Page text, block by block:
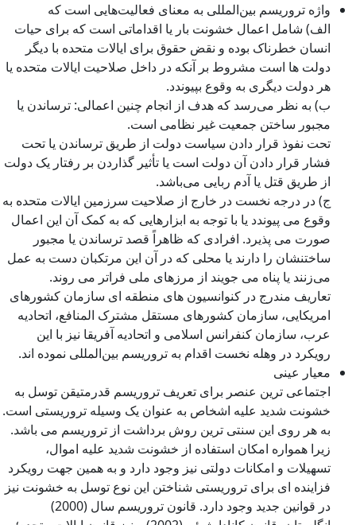
واژه تروریسم بین‌المللی به معنای فعالیت‌هایی است که
الف) شامل اعمال خشونت بار یا اقداماتی است که برای حیات
انسان خطرناک بوده و نقض حقوق برای ایالات متحده با دیگر
دولت ها است مشروط بر آنکه در داخل صلاحیت ایالات متحده یا
هر دولت دیگری به وقوع بپیوندد.
ب) به نظر می‌رسد که هدف از انجام چنین اعمالی: ترساندن یا
مجبور ساختن جمعیت غیر نظامی است.
تحت نفوذ قرار دادن سیاست دولت از طریق ترساندن یا تحت
فشار قرار دادن آن دولت است یا تأثیر گذاردن بر رفتار یک دولت
از طریق قتل یا آدم ربایی می‌باشد.
ج) در درجه نخست در خارج از صلاحیت سرزمین ایالات متحده به
وقوع می پیوندد یا با توجه به ابزارهایی که به کمک آن این اعمال
صورت می پذیرد. افرادی که ظاهراً قصد ترساندن یا مجبور
ساختنشان را دارند یا محلی که در آن این مرتکبان دست به عمل
می‌زنند یا پناه می جویند از مرزهای ملی فراتر می روند.
تعاریف مندرج در کنوانسیون های منطقه ای سازمان کشورهای
امریکایی، سازمان کشورهای مستقل مشترک المنافع، اتحادیه
عرب، سازمان کنفرانس اسلامی و اتحادیه آفریقا نیز با این
رویکرد در وهله نخست اقدام به تروریسم بین‌المللی نموده اند.
معیار عینی
اجتماعی ترین عنصر برای تعریف تروریسم قدرمتیقن توسل به
خشونت شدید علیه اشخاص به عنوان یک وسیله تروریستی است.
به هر روی این سنتی ترین روش برداشت از تروریسم می باشد.
زیرا همواره امکان استفاده از خشونت شدید علیه اموال،
تسهیلات و امکانات دولتی نیز وجود دارد و به همین جهت رویکرد
فزاینده ای برای تروریستی شناختن این نوع توسل به خشونت نیز
در قوانین جدید وجود دارد. قانون تروریسم سال (2000)